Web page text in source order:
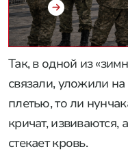
Так, в одной из
связали, уложили на
плетью, то ли
кричат, извиваются,
стекает кровь.